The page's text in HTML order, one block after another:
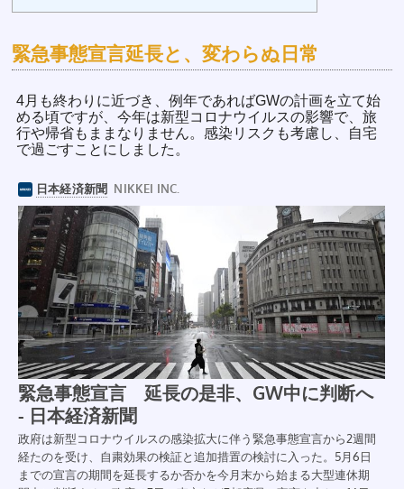
緊急事態宣言延長と、変わらぬ日常
4月も終わりに近づき、例年であればGWの計画を立て始
める頃ですが、今年は新型コロナウイルスの影響で、旅
行や帰省もままなりません。感染リスクも考慮し、自宅
で過ごすことにしました。